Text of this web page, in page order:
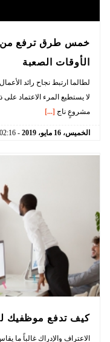
خمس طرق ترفع من
الأوقات الصعبة
لطالما ارتبط نجاح رائد
لا يستطيع المرء الاعتماد
مشروعٍ ناج [...]
الخميس، 16 مايو، 2019
-
02:16
كيف تدفع موظفيك
الاعتراف والإدراك غالباً ما